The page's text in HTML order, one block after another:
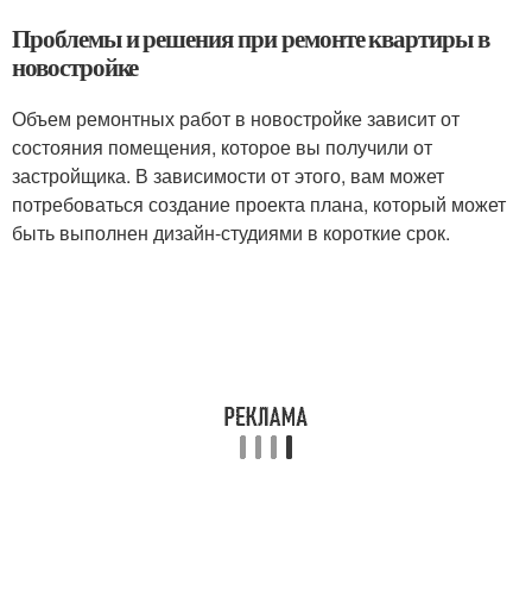
Проблемы и решения при ремонте квартиры в
новостройке
Объем ремонтных работ в новостройке зависит от
состояния помещения, которое вы получили от
застройщика. В зависимости от этого, вам может
потребоваться создание проекта плана, который может
быть выполнен дизайн-студиями в короткие срок.